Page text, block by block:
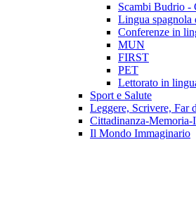
Scambi Budrio -
Lingua spagnola
Conferenze in
MUN
FIRST
PET
Lettorato in
Sport e Salute
Leggere, Scrivere, Far
Cittadinanza-Memoria-
Il Mondo Immaginario